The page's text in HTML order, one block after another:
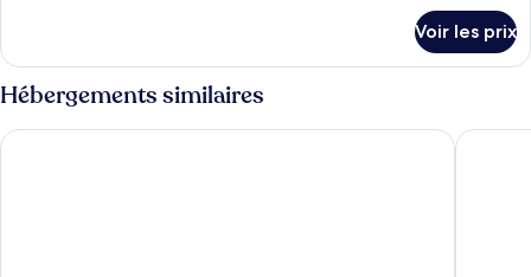
le
type
de
chambre
Female
Voir les prix
Hébergements similaires
ibis budget Zurich Airport Swiss